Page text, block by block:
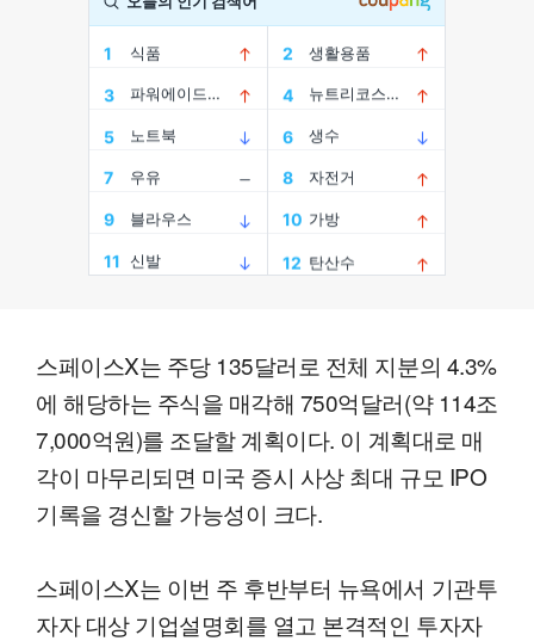
스페이스X는 주당 135달러로 전체 지분의 4.3%
에 해당하는 주식을 매각해 750억달러(약 114조
7,000억원)를 조달할 계획이다. 이 계획대로 매
각이 마무리되면 미국 증시 사상 최대 규모 IPO
기록을 경신할 가능성이 크다.
스페이스X는 이번 주 후반부터 뉴욕에서 기관투
자자 대상 기업설명회를 열고 본격적인 투자자